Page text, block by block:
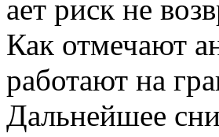
ает риск не
Как отмечают
работают на
Дальнейшее